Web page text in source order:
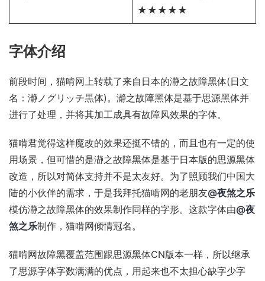
★★★★★
字体介绍
前段时间，猫啃网上转载了来自日本的瀞之故障黑体(日文
名：瀞ノグリッチ黒体)。瀞之故障黑体是基于思源黑体并
进行了处理，并将其加工成具有故障风效果的字体。
猫啃君觉得这样魔改的效果还挺不错的，而且也有一定的使
用场景，但可惜的是瀞之故障黑体是基于日本版的思源黑体
改造，所以对简体支持并不是太友好。为了照顾我们中国大
陆的小伙伴的需求，于是我拜托猫啃网的老朋友@夜煞之乐
模仿瀞之故障黑体的效果制作同样的字形。这款字体由@夜
煞之乐制作，猫啃网倾情冠名。
猫啃网故障黑覆盖范围跟思源黑体CN版本一样，所以继承
了思源字体字数满满的优点，用起来也不太担心缺字少字